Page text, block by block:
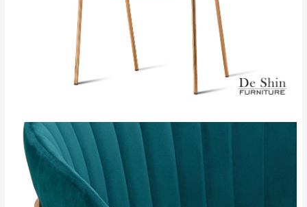
峽山區、石碇、坪
林、福隆、淡水山
區、北投湖山路、
深坑山區
基隆
$ 9,000以上：免
$ 9,000以下：
NT$500元
＊A108產品另收運費
$ 9,000以上：免
運費
法搬運上樓等因素，導致無法配送，
保有出貨的權利。
保護物流人員的工作安全，賣家無提供吊掛
服務，若需以吊車或其他的吊掛方式吊運，
費用將由買方自行支付。
快速到貨商品，無法指定特定時間送達，司
機當天到貨前皆會再與您通知，讓你不用整
天在家等貨，以節省您的寶貴時間。
由於百貨公司配送較為不易，故暫無法配送
至百貨公司內部。